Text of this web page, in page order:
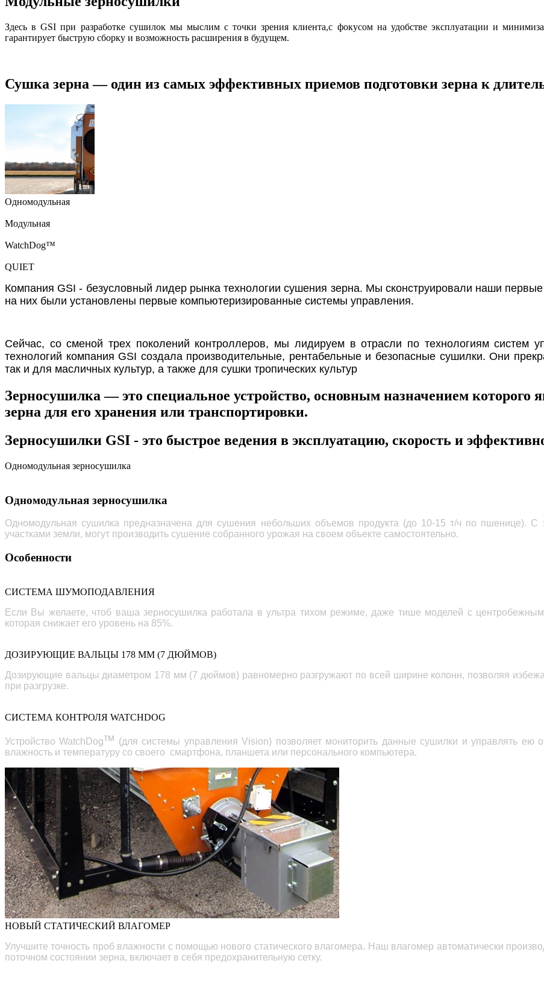
Здесь в GSI при разработке сушилок мы мыслим с точки зрения клиента,с фокусом на удобстве эксплуатации и
гарантирует быструю сборку и возможность расширения в будущем.
Сушка зерна — один из самых эффективных приемов подготовки зерна к
Одномодульная
Модульная
WatchDog™
QUIET
Компания GSI - безусловный лидер рынка технологии сушения зерна. Мы сконструировали наши
на них были установлены первые компьютеризированные системы управления.
Сейчас, со сменой трех поколений контроллеров, мы лидируем в отрасли по технологиям систем
технологий компания GSI создала производительные, рентабельные и безопасные сушилки. Они
так и для масличных культур, а также для сушки тропических культур
Зерносушилка — это специальное устройство, основным назначением которого
зерна для его хранения или транспортировки.
Зерносушилки GSI - это быстрое ведения в эксплуатацию, скорость и
Одномодульная зерносушилка
Одномодульная зерносушилка
Одномодульная сушилка предназначена для сушения небольших объемов продукта (до 10-15 т/ч по пшенице).
участками земли, могут производить сушение собранного урожая на своем объекте самостоятельно.
Особенности
СИСТЕМА ШУМОПОДАВЛЕНИЯ
Если Вы желаете, чтоб ваша зерносушилка работала в ультра тихом режиме, даже тише моделей с центробежны
которая снижает его уровень на 85%.
ДОЗИРУЮЩИЕ ВАЛЬЦЫ 178 ММ (7 ДЮЙМОВ)
Дозирующие вальцы диаметром 178 мм (7 дюймов) равномерно разгружают по всей ширине колонн, позволяя
при разгрузке.
СИСТЕМА КОНТРОЛЯ WATCHDOG
Устройство WatchDogтм (для системы управленияVision) позволяет мониторить данные сушилки и управлять ею
влажность и температуру со своего смартфона, планшета или персонального компьютера.
НОВЫЙ СТАТИЧЕСКИЙ ВЛАГОМЕР
Улучшите точность проб влажности с помощью нового статического влагомера. Наш влагомер автоматически
поточном состоянии зерна, включает в себя предохранительную сетку.